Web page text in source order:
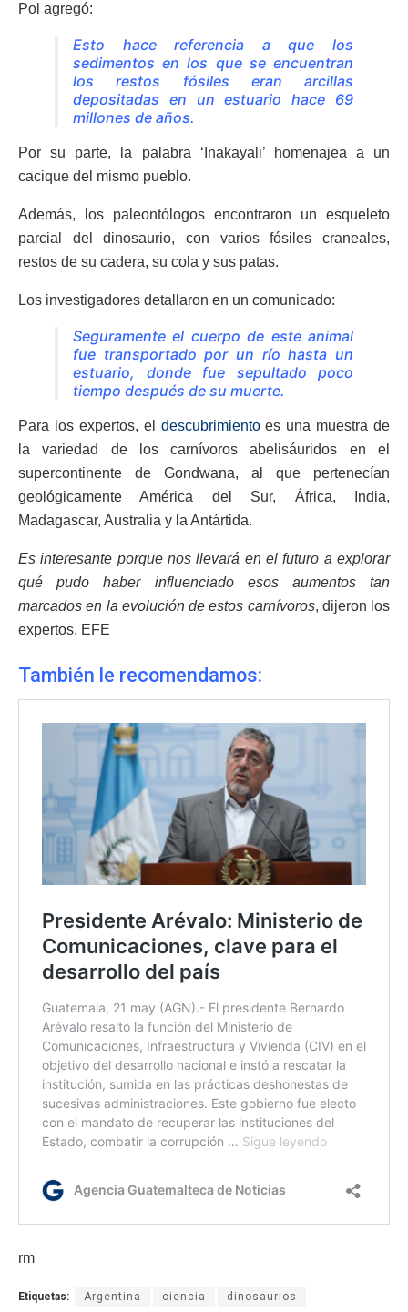
Pol agregó:
Esto hace referencia a que los
sedimentos en los que se encuentran
los restos fósiles eran arcillas
depositadas en un estuario hace 69
millones de años.
Por su parte, la palabra ‘Inakayali’ homenajea a un
cacique del mismo pueblo.
Además, los paleontólogos encontraron un esqueleto
parcial del dinosaurio, con varios fósiles craneales,
restos de su cadera, su cola y sus patas.
Los investigadores detallaron en un comunicado:
Seguramente el cuerpo de este animal
fue transportado por un río hasta un
estuario, donde fue sepultado poco
tiempo después de su muerte.
Para los expertos, el descubrimientoes una muestra de
la variedad de los carnívoros abelisáuridos en el
supercontinente de Gondwana, al que pertenecían
geológicamente América del Sur, África, India,
Madagascar, Australia y la Antártida.
Es interesante porque nos llevará en el futuro a explorar
qué pudo haber influenciado esos aumentos tan
marcados en la evolución de estos carnívoros, dijeron los
expertos. EFE
También le recomendamos:
rm
Etiquetas: Argentina ciencia dinosaurios